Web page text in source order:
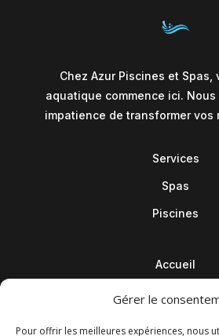
Gérer le
Pour offrir les meilleures expériences, nous
Chez Azur Piscines et Spas,
aquatique commence ici.
impatience de transformer vos
Services
Spas
Piscines
Accueil